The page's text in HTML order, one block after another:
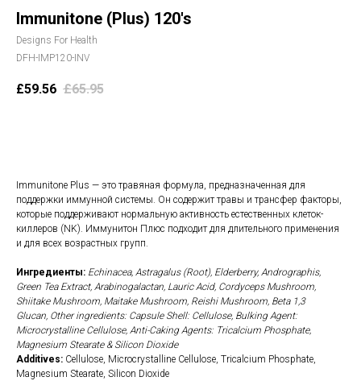
Immunitone (Plus) 120's
Designs For Health
DFH-IMP120-INV
£59.56 £65.95
Immunitone Plus — это травяная формула, предназначенная для
поддержки иммунной системы. Он содержит травы и трансфер факторы,
которые поддерживают нормальную активность естественных клеток-
киллеров (NK). Иммунитон Плюс подходит для длительного применения
и для всех возрастных групп.
Ингредиенты: Echinacea, Astragalus (Root), Elderberry, Andrographis,
Green Tea Extract, Arabinogalactan, Lauric Acid, Cordyceps Mushroom,
Shiitake Mushroom, Maitake Mushroom, Reishi Mushroom, Beta 1,3
Glucan, Other ingredients: Capsule Shell: Cellulose, Bulking Agent:
Microcrystalline Cellulose, Anti-Caking Agents: Tricalcium Phosphate,
Magnesium Stearate & Silicon Dioxide
Additives: Cellulose, Microcrystalline Cellulose, Tricalcium Phosphate,
Magnesium Stearate, Silicon Dioxide